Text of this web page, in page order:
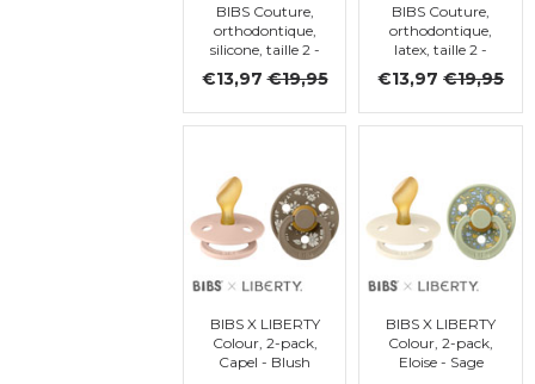
BIBS Couture,
orthodontique,
silicone, taille 2 -
Blue, Iron,
Dark Oak)
€13,97 €19,95
BIBS Couture,
orthodontique,
latex, taille 2 -
Blue, Iron,
Dark Oak)
€13,97 €19,95
BIBS X LIBERTY
Colour, 2-pack,
Capel - Blush
BIBS X LIBERTY
Colour, 2-pack,
Eloise - Sage